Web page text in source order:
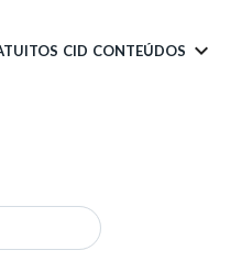
CID CONTEÚDOS